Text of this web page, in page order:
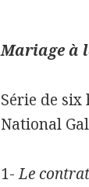
Mariage à
Série de six
National
1-Le